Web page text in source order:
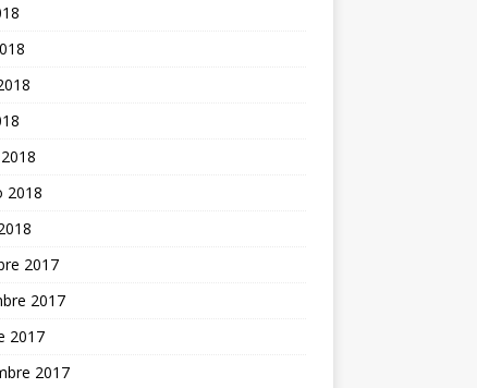
2018
2017
2017
2017
2017